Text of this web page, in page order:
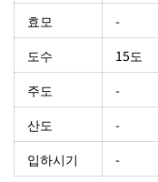
효모
-
도수
15도
주도
-
산도
-
입하시기
-